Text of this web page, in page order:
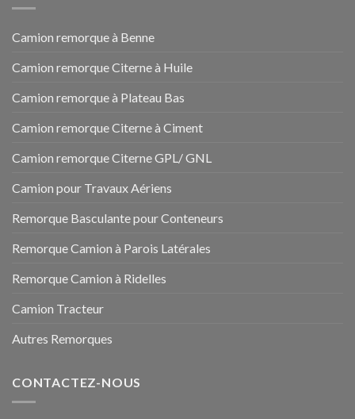
Camion remorque à Benne
Camion remorque Citerne à Huile
Camion remorque à Plateau Bas
Camion remorque Citerne à Ciment
Camion remorque Citerne GPL/ GNL
Camion pour Travaux Aériens
Remorque Basculante pour Conteneurs
Remorque Camion à Parois Latérales
Remorque Camion à Ridelles
Camion Tracteur
Autres Remorques
CONTACTEZ-NOUS